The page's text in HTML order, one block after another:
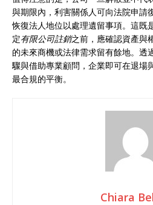
與期限內，利害關係人可向法院申
恢復法人地位以處理遺留事項。這既
定有限公司註銷之前，應確認資產與
的未來商機或法律需求留有餘地。透
驟與借助專業顧問，企業即可在退場
最合規的平衡。
Chiara